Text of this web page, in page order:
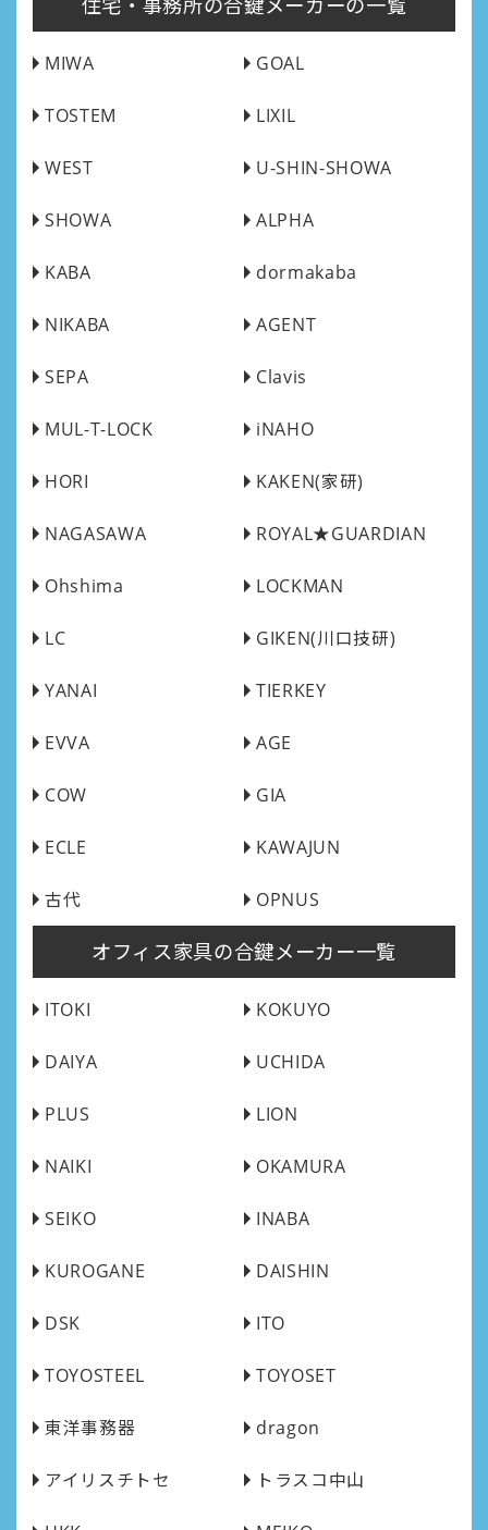
MIWA GOAL
TOSTEM LIXIL
WEST U-SHIN-SHOWA
SHOWA ALPHA
KABA dormakaba
NIKABA AGENT
SEPA Clavis
MUL-T-LOCK iNAHO
HORI KAKEN(家研)
NAGASAWA ROYAL★GUARDIAN
Ohshima LOCKMAN
LC GIKEN(川口技研)
YANAI TIERKEY
EVVA AGE
COW GIA
ECLE KAWAJUN
古代 OPNUS
オフィス家具の合鍵メーカー一覧
ITOKI KOKUYO
DAIYA UCHIDA
PLUS LION
NAIKI OKAMURA
SEIKO INABA
KUROGANE DAISHIN
DSK ITO
TOYOSTEEL TOYOSET
東洋事務器 dragon
アイリスチトセ トラスコ中山